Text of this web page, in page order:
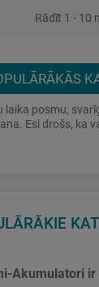
Rādīt 1 - 10
posmu,
Esi drošs, ka
Akumulatori